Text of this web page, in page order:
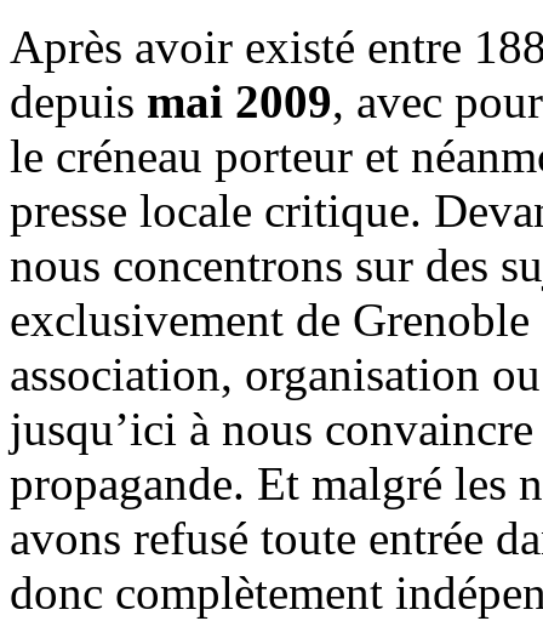
Après avoir existé entre
depuis mai 2009, avec
le créneau porteur et
presse locale critique.
nous concentrons sur des
exclusivement de
association, organisation
jusqu’ici à nous
propagande. Et malgré les
avons refusé toute entrée
donc complètement